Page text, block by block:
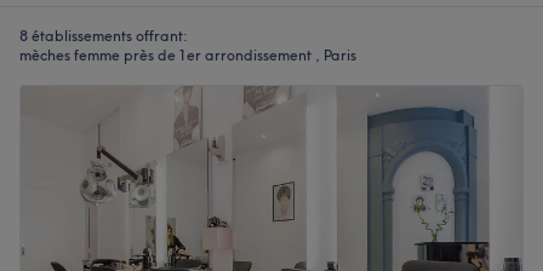
8 établissements offrant:
mèches femme près de 1er arrondissement , Paris